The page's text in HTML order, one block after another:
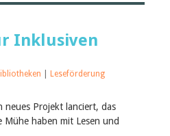
Inklusiven
Leseförderung
neues Projekt lanciert, das
haben mit Lesen und